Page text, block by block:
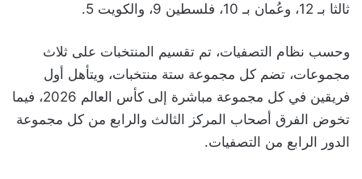
ثالثا بـ 12، وعُمان بـ 10، فلسطين 9، والكويت 5.
وحسب نظام التصفيات، تم تقسيم المنتخبات على ثلاث
مجموعات، تضم كل مجموعة ستة منتخبات، ويتأهل أول
فريقين في كل مجموعة مباشرة إلى كأس العالم 2026، فيما
تخوض الفرق أصحاب المركز الثالث والرابع من كل مجموعة
الدور الرابع من التصفيات.